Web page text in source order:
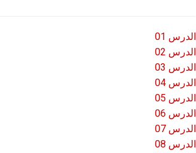
الدرس 01
الدرس 02
الدرس 03
الدرس 04
الدرس 05
الدرس 06
الدرس 07
الدرس 08